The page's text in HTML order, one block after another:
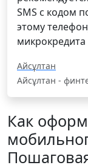
SMS с кодом
этому
микрокредита
Айсұлтан
Айсұлтан -
Как